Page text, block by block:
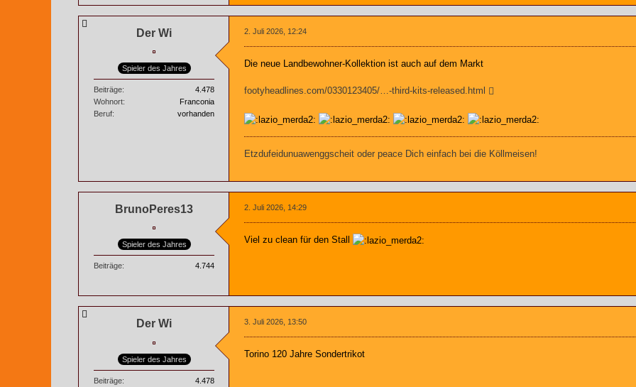
Der Wi
Spieler des Jahres
Beiträge
4.478
Wohnort
Franconia
Beruf
vorhanden
2. Juli 2026, 12:24
Die neue Landbewohner-Kollektion ist auch auf dem Markt
footyheadlines.com/0330123405/…-third-kits-released.html
Etzdufeidunuawenggscheit oder peace Dich einfach bei die Köllmeisen!
BrunoPeres13
Spieler des Jahres
Beiträge 4.744
2. Juli 2026, 14:29
Viel zu clean für den Stall
Der Wi
Spieler des Jahres
Beiträge
4.478
3. Juli 2026, 13:50
Torino 120 Jahre Sondertrikot